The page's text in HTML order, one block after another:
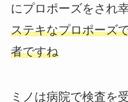
にプロポーズをされ
ステキなプロポーズ
者ですね
ミノは病院で検査を